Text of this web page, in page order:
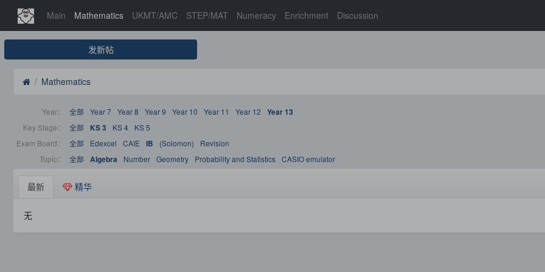
Main Mathematics UKMT/AMC STEP/MAT Numeracy Enrichment Discussion
发新帖
Mathematics
Year： 全部 Year 7 Year 8 Year 9 Year 10 Year 11 Year 12
Year 13
Key Stage：
全部 KS 3 KS 4
KS 5
Exam Board：
全部 Edexcel CAIE IB (Solomon)
Revision
Topic：
全部 Algebra Number Geometry Probability and Statistics CASIO emulator
最新 精华
无